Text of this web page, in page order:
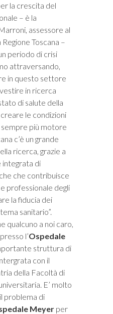
la crescita del
– è la
assessore al
Toscana –
periodo di crisi
attraversando,
in questo settore
in ricerca
di salute della
le condizioni
sempre più motore
c’è un grande
ricerca, grazie a
integrata di
che contribuisce
professionale degli
la fiducia dei
sanitario”.
qualcuno a noi caro,
l’Ospedale
struttura di
con il
della Facoltà di
E’ molto
problema di
Meyer per